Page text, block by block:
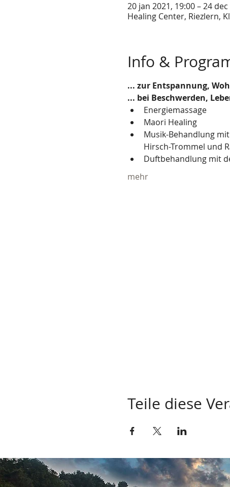
20 jan 2021, 19:00 – 24
Healing Center, Riezlern,
Info &
... zur Entspannung,
... bei Beschwerden,
Energiemassage
Maori Healing
Musik-Behandlung
Hirsch-Trommel und
Duftbehandlung mit
mehr
Teile diese